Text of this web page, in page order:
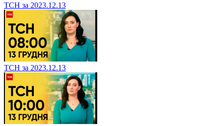
ТСН за 2023.12.13
ТСН за 2023.12.13